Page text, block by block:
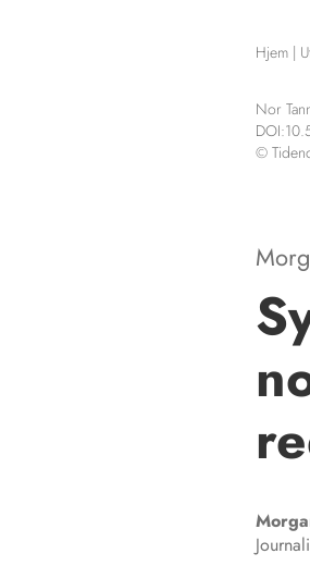
Hjem |
Nor
©